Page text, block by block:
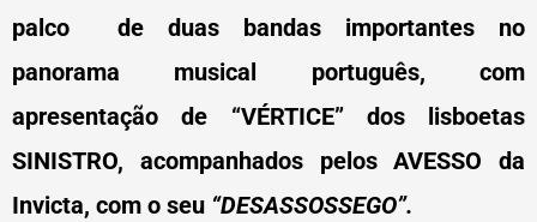
palco de duas bandas importantes no
panorama musical português, com
apresentação de “VÉRTICE” dos lisboetas
SINISTRO, acompanhados pelos AVESSO da
Invicta, com o seu “DESASSOSSEGO”.